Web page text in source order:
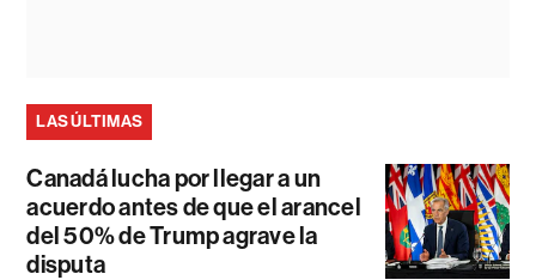
LAS ÚLTIMAS
Canadá lucha por llegar a un
acuerdo antes de que el arancel
del 50% de Trump agrave la
disputa